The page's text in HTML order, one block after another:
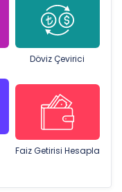
Döviz Çevirici
Faiz Getirisi Hesapla